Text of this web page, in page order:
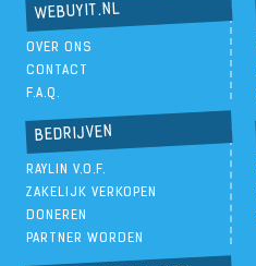
WEBUYIT.NL
OVER ONS
CONTACT
F.A.Q.
BEDRIJVEN
RAYLIN V.O.F.
ZAKELIJK VERKOPEN
DONEREN
PARTNER WORDEN